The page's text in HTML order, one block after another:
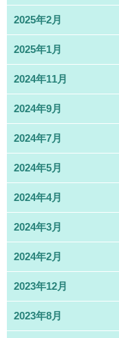
2025年2月
2025年1月
2024年11月
2024年9月
2024年7月
2024年5月
2024年4月
2024年3月
2024年2月
2023年12月
2023年8月